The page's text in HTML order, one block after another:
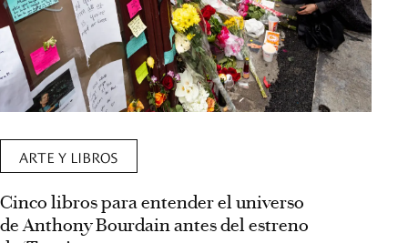
ARTE Y LIBROS
Cinco libros para entender el universo
de Anthony Bourdain antes del estreno